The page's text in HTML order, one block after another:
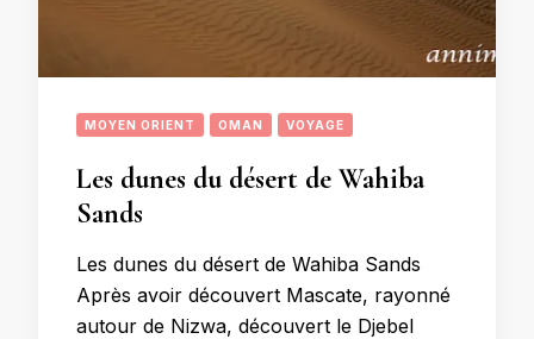
MOYEN ORIENT OMAN VOYAGE
Les dunes du désert de Wahiba
Sands
Les dunes du désert de Wahiba Sands
Après avoir découvert Mascate, rayonné
autour de Nizwa, découvert le Djebel